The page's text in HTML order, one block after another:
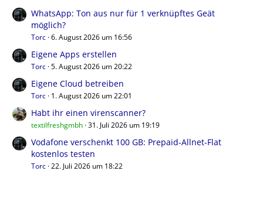
WhatsApp: Ton aus nur für 1 verknüpftes Geät
möglich?
Torc 6. August 2026 um 16:56
Eigene Apps erstellen
Torc 5. August 2026 um 20:22
Eigene Cloud betreiben
Torc 1. August 2026 um 22:01
Habt ihr einen virenscanner?
textilfreshgmbh 31. Juli 2026 um 19:19
Vodafone verschenkt 100 GB: Prepaid-Allnet-Flat
kostenlos testen
Torc 22. Juli 2026 um 18:22